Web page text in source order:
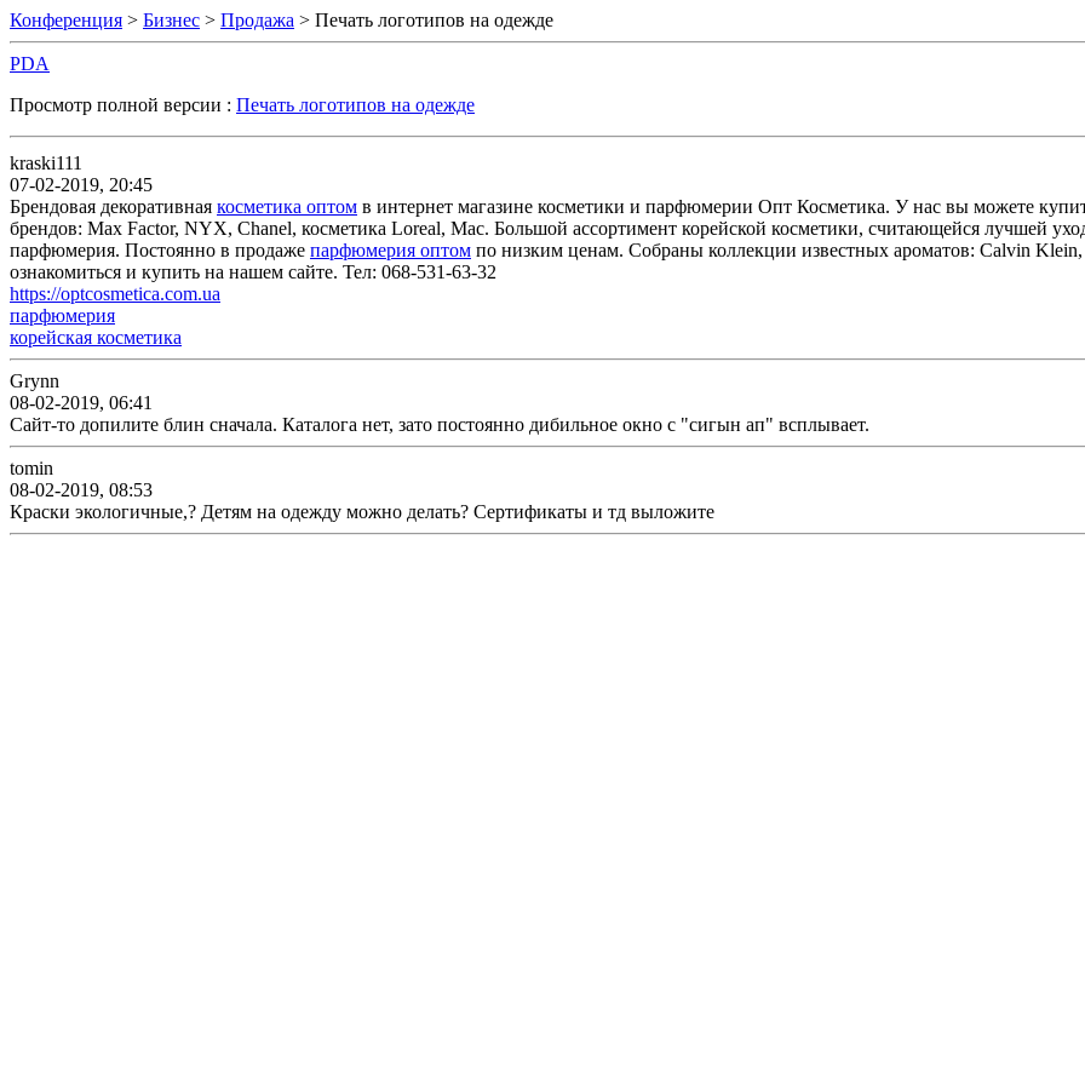
Конференция > Бизнес > Продажа > Печать логотипов на одежде
PDA
Просмотр полной версии : Печать логотипов на одежде
kraski111
07-02-2019, 20:45
Брендовая декоративная косметика оптом в интернет магазине косметики и парфюмерии Опт Косметика. У нас вы можете
брендов: Max Factor, NYX, Chanel, косметика Loreal, Mac. Большой ассортимент корейской косметики, считающейся лучшей
парфюмерия. Постоянно в продаже парфюмерия оптом по низким ценам. Собраны коллекции известных ароматов: Calvin
ознакомиться и купить на нашем сайте. Тел: 068-531-63-32
https://optcosmetica.com.ua
парфюмерия
корейская косметика
Grynn
08-02-2019, 06:41
Сайт-то допилите блин сначала. Каталога нет, зато постоянно дибильное окно с "сигын ап" всплывает.
tomin
08-02-2019, 08:53
Краски экологичные,? Детям на одежду можно делать? Сертификаты и тд выложите